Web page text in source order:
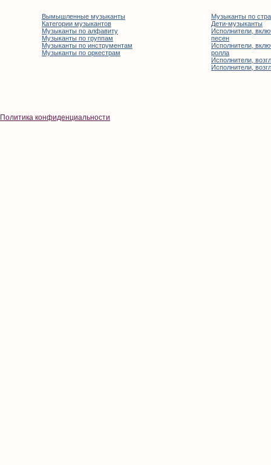
Вымышленные музыканты
Категории музыкантов
Музыканты по алфавиту
Музыканты по группам
Музыканты по инструментам
Музыканты по оркестрам
Музыканты по
Дети-музыканты
Исполнители,
песен
Исполнители,
ролла
Исполнители,
Исполнители,
Политика конфиденциальности